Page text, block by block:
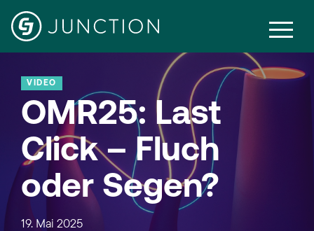
VIDEO
OMR25: Last
Click – Fluch
oder Segen?
19. Mai 2025